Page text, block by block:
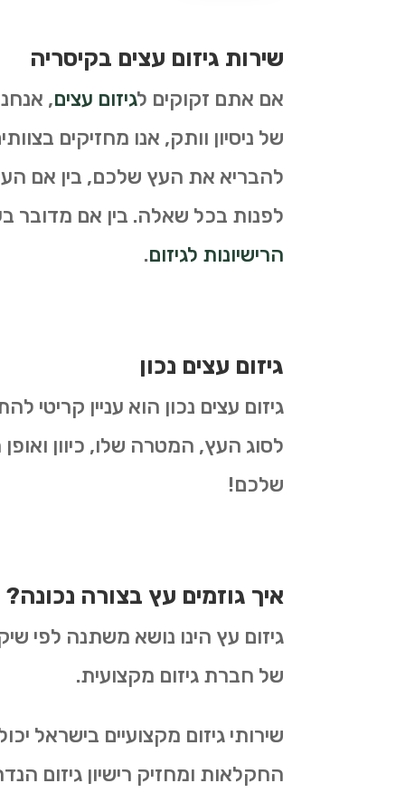
שירות גיזום עצים בקיסריה
אם אתם זקוקים לגיזום עצים,
של ניסיון וותק, אנו מחזיקים
להבריא את העץ שלכם, בין אם
לפנות בכל שאלה. בין אם מדובר
הרישיונות לגיזום.
גיזום עצים נכון
גיזום עצים נכון הוא עניין
לסוג העץ, המטרה שלו, כיוון
שלכם!
איך גוזמים עץ בצורה נכונה?
גיזום עץ הינו נושא משתנה לפי
של חברת גיזום מקצועית.
שירותי גיזום מקצועיים בישראל
החקלאות ומחזיק רישיון גיזום